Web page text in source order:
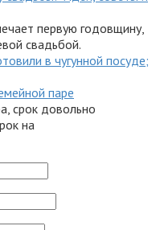
первую годовщину,
свадьбой.
паре
срок довольно
на